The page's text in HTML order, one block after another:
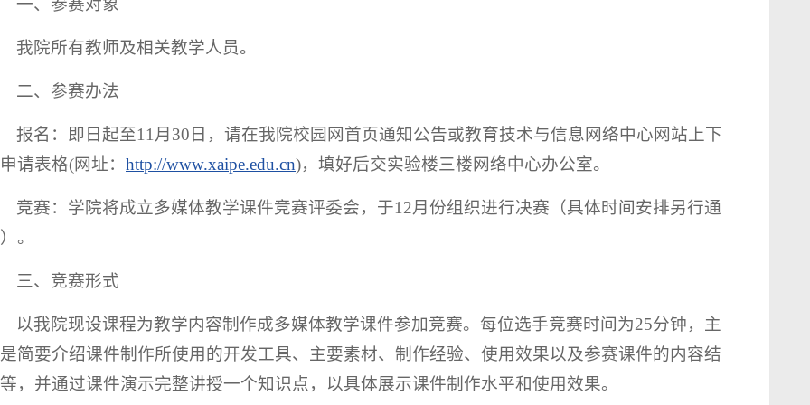
一、参赛对象
我院所有教师及相关教学人员。
二、参赛办法
报名：即日起至11月30日，请在我院校园网首页通知公告或教育技术与信息网络中心网站上下
请表格(网址： http://www.xaipe.edu.cn)，填好后交实验楼三楼网络中心办公室。
竞赛：学院将成立多媒体教学课件竞赛评委会，于12月份组织进行决赛（具体时间安排另行通
。
三、竞赛形式
以我院现设课程为教学内容制作成多媒体教学课件参加竞赛。每位选手竞赛时间为25分钟，主
简要介绍课件制作所使用的开发工具、主要素材、制作经验、使用效果以及参赛课件的内容结
，并通过课件演示完整讲授一个知识点，以具体展示课件制作水平和使用效果。